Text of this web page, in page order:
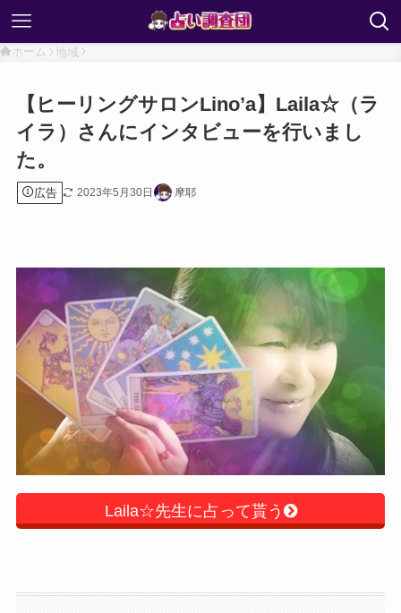
ホーム 地域
【ヒーリングサロンLino’a】Laila☆（ラ
イラ）さんにインタビューを行いまし
た。
広告 2023年5月30日 摩耶
Laila☆先生に占って貰う